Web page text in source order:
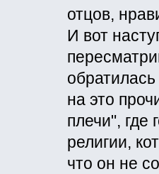
отцов,
И вот
на это
плечи", где
религии,
что он не